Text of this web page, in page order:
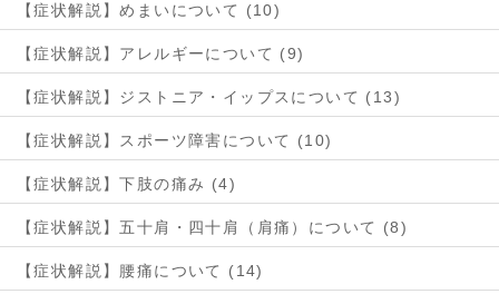
【症状解説】めまいについて (10)
【症状解説】アレルギーについて (9)
【症状解説】ジストニア・イップスについて (13)
【症状解説】スポーツ障害について (10)
【症状解説】下肢の痛み (4)
【症状解説】五十肩・四十肩（肩痛）について (8)
【症状解説】腰痛について (14)